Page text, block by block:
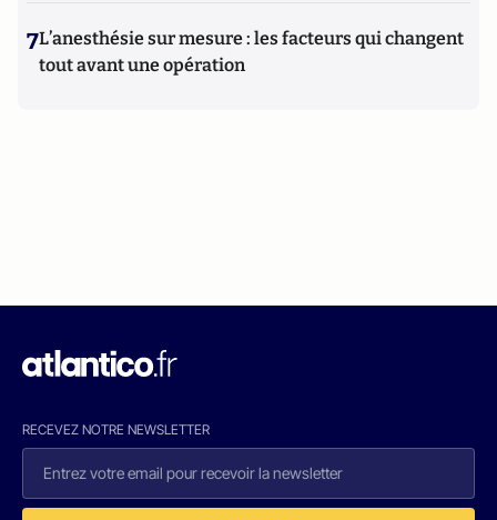
7L’anesthésie sur mesure : les facteurs qui changent
tout avant une opération
RECEVEZ NOTRE NEWSLETTER